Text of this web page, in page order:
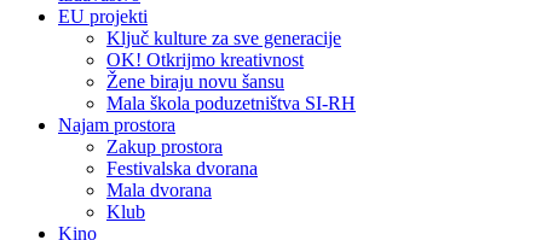
EU projekti
Ključ kulture za sve generacije
OK! Otkrijmo kreativnost
Žene biraju novu šansu
Mala škola poduzetništva SI-RH
Najam prostora
Zakup prostora
Festivalska dvorana
Mala dvorana
Klub
Kino